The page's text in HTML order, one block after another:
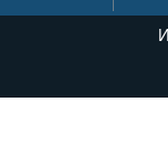
сфере связи,